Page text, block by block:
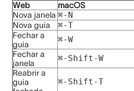
Web macOS
Nova janela ⌘-N
Nova guia ⌘-T
Fechar a
guia
⌘-W
Fechar a
janela
⌘-Shift-W
Reabrir a
guia
⌘-Shift-T